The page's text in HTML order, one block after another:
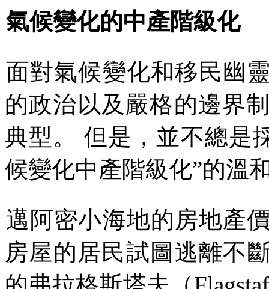
氣候變化的中產階級化
面對氣候變化和移民幽
的政治以及嚴格的邊界
典型。
但是，並不總是
候變化中產階級化”的溫
邁阿密小海地的房地產
房屋的居民試圖逃離不